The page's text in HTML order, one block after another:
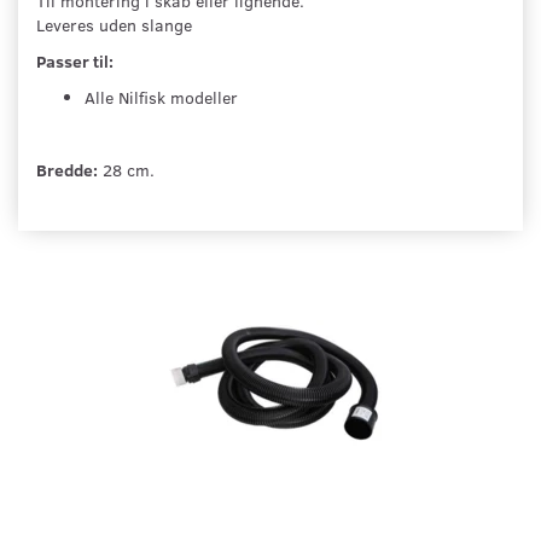
Leveres uden slange
Passer til:
Alle Nilfisk modeller
Bredde: 28 cm.